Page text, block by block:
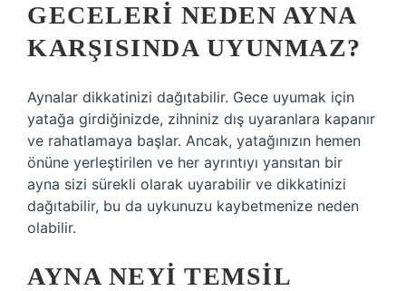
GECELERI NEDEN AYNA
KARŞISINDA UYUNMAZ?
Aynalar dikkatinizi dağıtabilir. Gece uyumak için
yatağa girdiğinizde, zihniniz dış uyaranlara kapanır
ve rahatlamaya başlar. Ancak, yatağınızın hemen
önüne yerleştirilen ve her ayrıntıyı yansıtan bir
ayna sizi sürekli olarak uyarabilir ve dikkatinizi
dağıtabilir, bu da uykunuzu kaybetmenize neden
olabilir.
AYNA NEYI TEMSIL